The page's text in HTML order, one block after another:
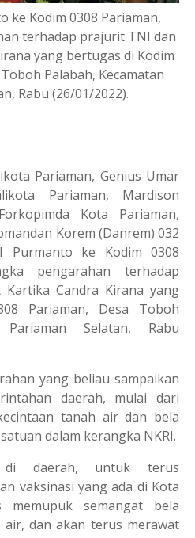
ke Kodim 0308 Pariaman,
terhadap prajurit TNI dan
yang bertugas di Kodim
Palabah, Kecamatan
Rabu (26/01/2022).
Pariaman, Genius Umar
Pariaman, Mardison
Kota Pariaman,
Korem (Danrem) 032
Purmanto ke Kodim 0308
pengarahan terhadap
Candra Kirana yang
Pariaman, Desa Toboh
Pariaman Selatan, Rabu
yang beliau sampaikan
daerah, mulai dari
tanah air dan bela
dalam kerangka NKRI.
di daerah, untuk terus
vaksinasi yang ada di Kota
memupuk semangat bela
dan akan terus merawat